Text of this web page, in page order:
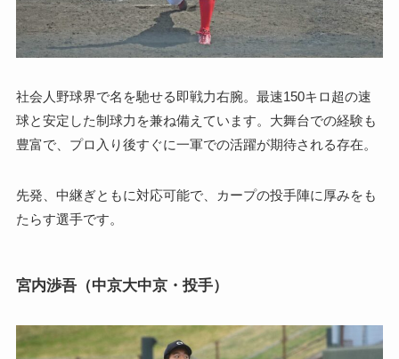
社会人野球界で名を馳せる即戦力右腕。最速150キロ超の速
球と安定した制球力を兼ね備えています。大舞台での経験も
豊富で、プロ入り後すぐに一軍での活躍が期待される存在。
先発、中継ぎともに対応可能で、カープの投手陣に厚みをも
たらす選手です。
宮内渉吾（中京大中京・投手）